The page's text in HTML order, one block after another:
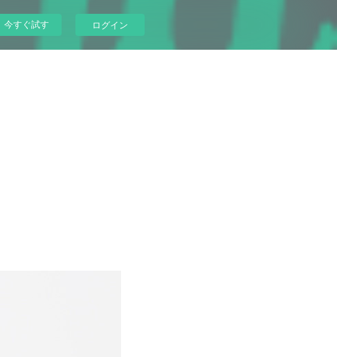
今すぐ試す ログイン